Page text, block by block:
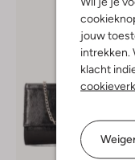
jouw
intrekken.
klacht